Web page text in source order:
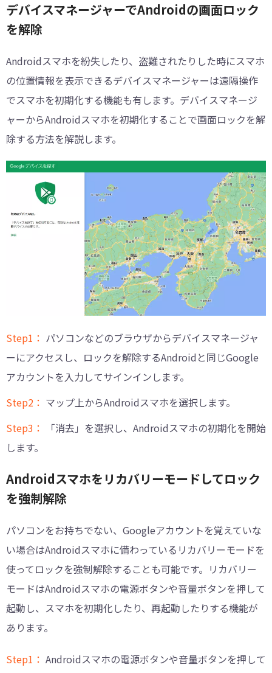
デバイスマネージャーでAndroidの画面ロック
を解除
Androidスマホを紛失したり、盗難されたりした時にスマホ
の位置情報を表示できるデバイスマネージャーは遠隔操作
でスマホを初期化する機能も有します。デバイスマネージ
ャーからAndroidスマホを初期化することで画面ロックを解
除する方法を解説します。
Step1： パソコンなどのブラウザからデバイスマネージャ
ーにアクセスし、ロックを解除するAndroidと同じGoogle
アカウントを入力してサインインします。
Step2： マップ上からAndroidスマホを選択します。
Step3：
「消去」を選択し、Androidスマホの初期化を開始
します。
Androidスマホをリカバリーモードしてロック
を強制解除
パソコンをお持ちでない、Googleアカウントを覚えていな
い場合はAndroidスマホに備わっているリカバリーモードを
使ってロックを強制解除することも可能です。リカバリー
モードはAndroidスマホの電源ボタンや音量ボタンを押して
起動し、スマホを初期化したり、再起動したりする機能が
あります。
Step1： Androidスマホの電源ボタンや音量ボタンを押して